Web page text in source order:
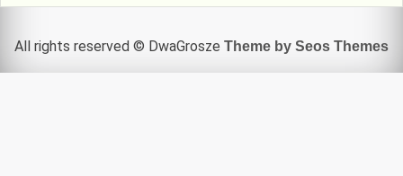
All rights reserved © DwaGrosze Theme by Seos Themes